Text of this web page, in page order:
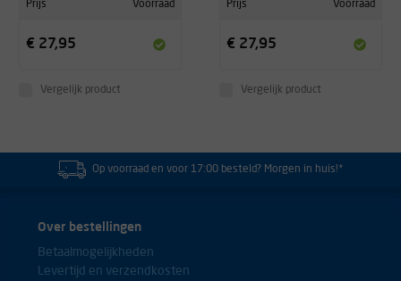
Prijs Voorraad
€ 27,95
Vergelijk product
Prijs Voorraad
€ 27,95
Vergelijk product
Op voorraad en voor 17:00 besteld? Morgen in huis!*
Over bestellingen
Betaalmogelijkheden
Levertijd en verzendkosten